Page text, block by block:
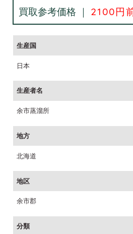
買取参考価格 ｜ 2100円
生産国
日本
生産者名
余市蒸溜所
地方
北海道
地区
余市郡
分類